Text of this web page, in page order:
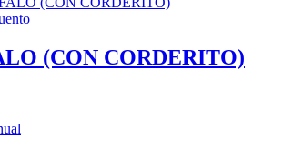
(CON CORDERITO)